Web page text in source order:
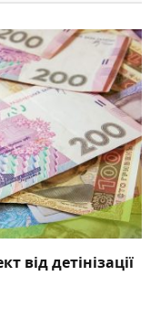
від детінізації